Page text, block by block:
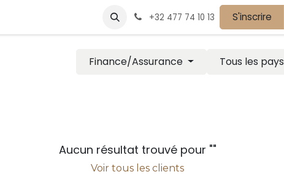
Devenir partenaire Nos partenaires Postes
+32 477 74 10 13 S'inscrire
Finance/Assurance Tous les pays
Aucun résultat trouvé pour ""
Voir tous les clients